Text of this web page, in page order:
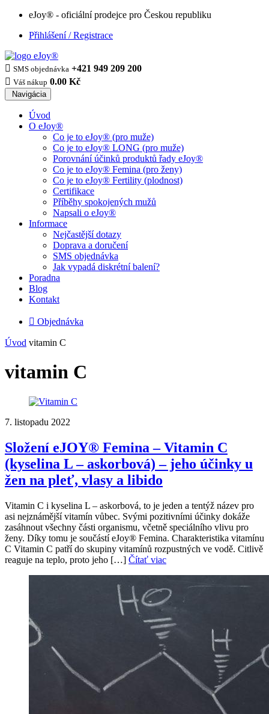
eJoy® - oficiální prodejce pro Českou republiku
Přihlášení / Registrace
 SMS objednávka +421 949 209 200
 Váš nákup 0.00 Kč
Navigácia
Úvod
O eJoy®
Co je to eJoy® (pro muže)
Co je to eJoy® LONG (pro muže)
Porovnání účinků produktů řady eJoy®
Co je to eJoy® Femina (pro ženy)
Co je to eJoy® Fertility (plodnost)
Certifikace
Příběhy spokojených mužů
Napsali o eJoy®
Informace
Nejčastější dotazy
Doprava a doručení
SMS objednávka
Jak vypadá diskrétní balení?
Poradna
Blog
Kontakt
 Objednávka
Úvod vitamin C
vitamin C
7. listopadu 2022
Složení eJOY® Femina – Vitamin C
(kyselina L – askorbová) – jeho účinky u
žen na pleť, vlasy a libido
Vitamin C i kyselina L – askorbová, to je jeden a tentýž název pro
asi nejznámější vitamín vůbec. Svými pozitivními účinky dokáže
zasáhnout všechny části organismu, včetně speciálního vlivu pro
ženy. Díky tomu je součástí eJoy® Femina. Charakteristika vitamínu
C Vitamin C patří do skupiny vitamínů rozpustných ve vodě. Citlivě
reaguje na teplo, proto jeho […] Čítať viac